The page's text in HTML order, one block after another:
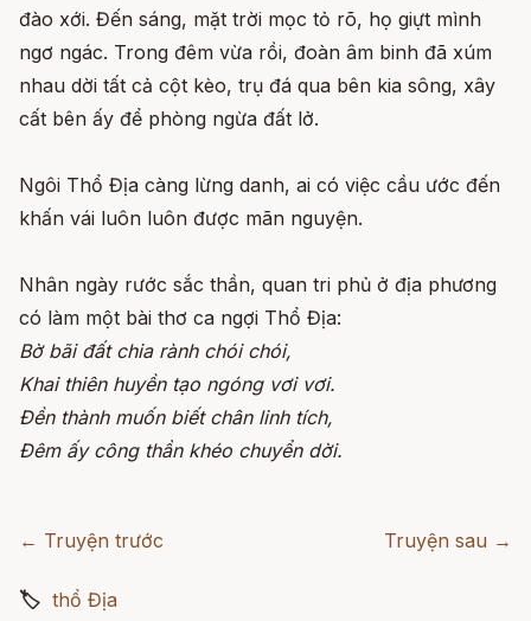
đào xới. Đến sáng, mặt trời mọc tỏ rõ, họ giựt mình
ngơ ngác. Trong đêm vừa rồi, đoàn âm binh đã xúm
nhau dời tất cả cột kèo, trụ đá qua bên kia sông, xây
cất bên ấy để phòng ngừa đất lở.
Ngôi Thổ Địa càng lừng danh, ai có việc cầu ước đến
khấn vái luôn luôn được mãn nguyện.
Nhân ngày rước sắc thần, quan tri phủ ở địa phương
có làm một bài thơ ca ngợi Thổ Địa:
Bờ bãi đất chia rành chói chói,
Khai thiên huyền tạo ngóng vơi vơi.
Đền thành muốn biết chân linh tích,
Đêm ấy công thần khéo chuyển dời.
← Truyện trước Truyện sau →
🏷 thổ Địa